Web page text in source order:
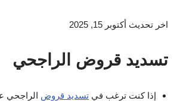
اخر تحديث أكتوبر 15, 2025
تسديد قروض الراجحي
إذا كنت ترغب في تسديد قروض